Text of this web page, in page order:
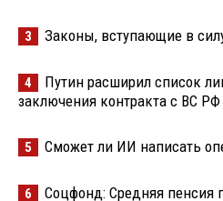
3 Законы, вступающие в
4
Путин расширил список
заключения контракта с ВС РФ
5 Сможет ли ИИ написать
6
Соцфонд: Средняя пенсия